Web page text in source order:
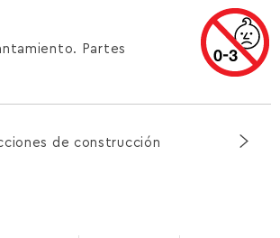
Partes
de construcción